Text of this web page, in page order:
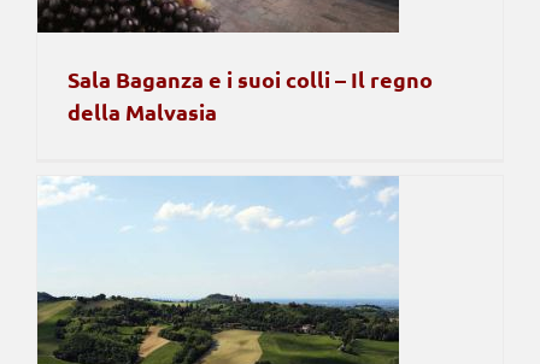
Sala Baganza e i suoi colli – Il regno
della Malvasia